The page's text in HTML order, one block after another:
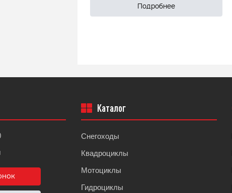
Подробнее
Каталог
Снегоходы
Квадроциклы
Мотоциклы
Гидроциклы